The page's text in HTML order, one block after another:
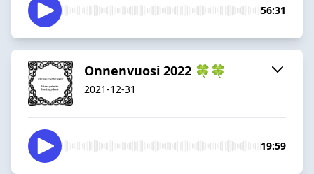
56:31
Onnenvuosi 2022 🍀🍀
2021-12-31
19:59